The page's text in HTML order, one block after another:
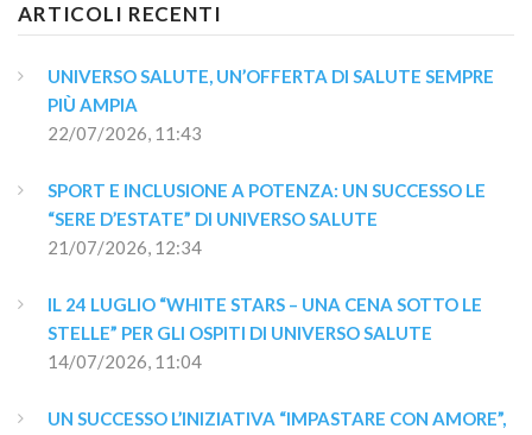
ARTICOLI RECENTI
UNIVERSO SALUTE, UN’OFFERTA DI SALUTE SEMPRE
PIÙ AMPIA
22/07/2026, 11:43
SPORT E INCLUSIONE A POTENZA: UN SUCCESSO LE
“SERE D’ESTATE” DI UNIVERSO SALUTE
21/07/2026, 12:34
IL 24 LUGLIO “WHITE STARS – UNA CENA SOTTO LE
STELLE” PER GLI OSPITI DI UNIVERSO SALUTE
14/07/2026, 11:04
UN SUCCESSO L’INIZIATIVA “IMPASTARE CON AMORE”,